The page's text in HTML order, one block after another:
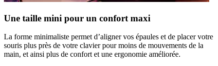
Une taille mini pour un confort maxi
La forme minimaliste permet d’aligner vos épaules et de placer votre
souris plus près de votre clavier pour moins de mouvements de la
main, et ainsi plus de confort et une ergonomie améliorée.